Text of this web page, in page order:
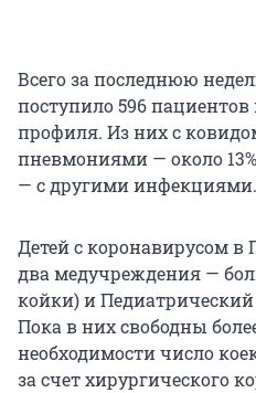
Всего за последнюю
поступило 596
профиля. Из них с
пневмониями — около
— с другими инфекциями.
Детей с коронавирусом
два медучреждения —
койки) и Педиатрический
Пока в них свободны
необходимости число
за счет хирургического